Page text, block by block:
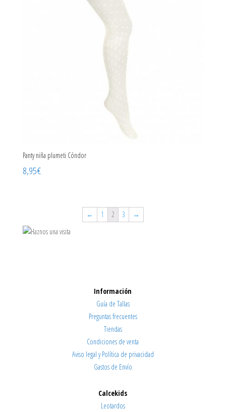
Panty niña plumeti Cóndor
8,95€
← 1 2 3 →
Información
Guía de Tallas
Preguntas frecuentes
Tiendas
Condiciones de venta
Aviso legal y Política de privacidad
Gastos de Envío
Calcekids
Leotardos